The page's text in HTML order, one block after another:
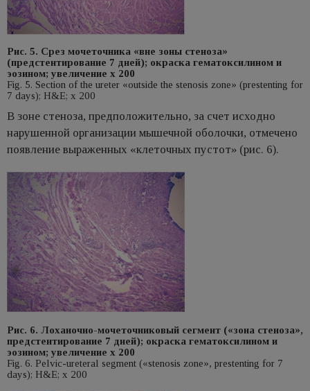
Рис. 5. Срез мочеточника «вне зоны стеноза»
(предстентирование 7 дней); окраска гематоксилином и
эозином; увеличение х 200
Fig. 5. Section of the ureter «outside the stenosis zone» (prestenting for
7 days); H&E; x 200
В зоне стеноза, предположительно, за счет исходно
нарушенной организации мышечной оболочки, отмечено
появление выраженных «клеточных пустот» (рис. 6).
Рис. 6. Лоханочно-мочеточниковый сегмент («зона стеноза»,
предстентирование 7 дней); окраска гематоксилином и
эозином; увеличение х 200
Fig. 6. Pelvic-ureteral segment («stenosis zone», prestenting for 7
days); H&E; x 200